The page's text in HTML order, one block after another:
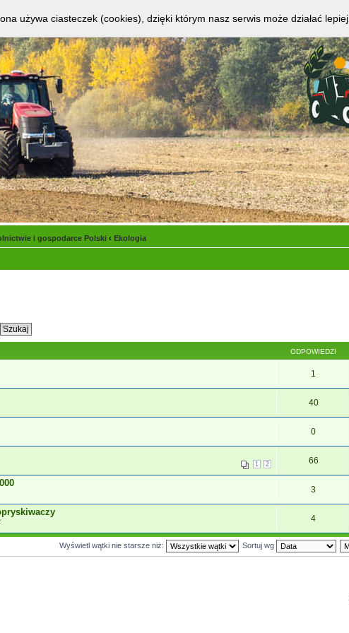
i gospodarce Polski ‹ Ekologia
ODPOWIEDZI
1
40
0
1 2 66
3
4
Wyświetl wątki nie starsze niż: Sortuj wg
używa ciasteczek (cookies), dzięki którym nasz serwis może działać lepiej.